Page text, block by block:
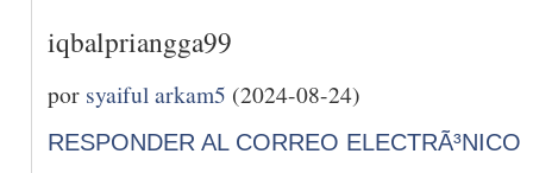
iqbalpriangga99
por syaiful arkam5 (2024-08-24)
RESPONDER AL CORREO ELECTRÃ³NICO